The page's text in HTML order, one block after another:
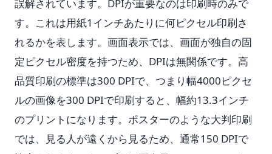
誤解されています。DPIが重要なのは印刷時のみで
す。これは用紙1インチあたりに何ピクセル印刷さ
れるかを表します。画面表示では、画面が独自の固
定ピクセル密度を持つため、DPIは無関係です。高
品質印刷の標準は300 DPIで、つまり幅4000ピクセ
ルの画像を300 DPIで印刷すると、幅約13.3インチ
のプリントになります。ポスターのような大判印刷
では、見る人が遠くから見るため、通常150 DPIで